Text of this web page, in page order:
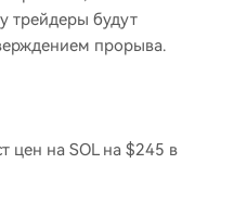
трейдеры будут
прорыва.
цен на SOL на $245 в